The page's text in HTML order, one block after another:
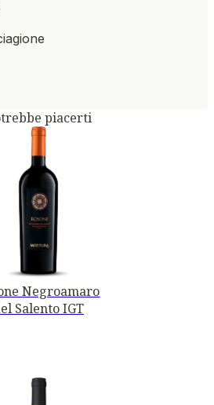
piacerti
Negroamaro
Salento IGT